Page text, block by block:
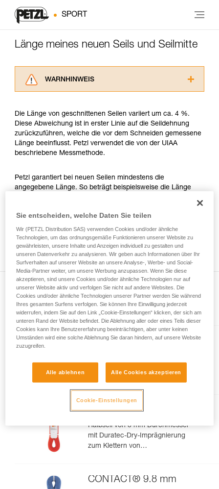
SPORT
Länge meines neuen Seils und Seilmitte
WARNHINWEIS
aufmerksam durch, bevor Sie diesen zu Rate
ziehen. Um diese Zusatzinformationen
verstehen zu können, müssen Sie zuerst die in
der Gebrauchsanweisung enthaltenen
Informationen richtig verstanden haben.
entsprechende Ausbildung und ein spezielles
Training voraus. Prüfen Sie zusammen mit
Sie ihn eigenständig durchführen.
verbundenen Techniken. Möglicherweise gibt es
noch andere Techniken, die hier nicht
beschrieben werden.
Die Länge von geschnittenen Seilen variiert um ca. 4 %.
Diese Abweichung ist in erster Linie auf die Seildehnung
zurückzuführen, welche die vor dem Schneiden gemessene
Länge beeinflusst. Petzl verwendet die von der UIAA
beschriebene Messmethode.
Petzl garantiert bei neuen Seilen mindestens die
angegebene Länge. So beträgt beispielsweise die Länge
höchstens 52 Meter. Ein anderes Beispiel, ein neues Petzl-
Seil von 70 Meter Länge ist mindestens 70 Meter und
höchstens 73 Meter lang. Desgleichen können Sie bei der
Seilmittenmarkierung eine Abweichung von 1,2 m zwischen
den beiden Enden Ihres Seils feststellen.
Im Artikel erklärt
VOLTA® GUIDE 9 mm
Seil von 9 mm Durchmesser mit
Guide-UIAA-Dry-Imprägnierung
für ultimative Performance beim
Klettern oder Bergsteigen
RUMBA® 8 mm
Halbseil von 8 mm Durchmesser
mit Duratec-Dry-Imprägnierung
zum Klettern von
CONTACT® 9.8 mm
Sie entscheiden, welche Daten Sie teilen
Wir (PETZL Distribution SAS) verwenden Cookies und/oder ähnliche
Technologien, um das ordnungsgemäße Funktionieren unserer Website zu
gewährleisten, unsere Inhalte und Anzeigen individuell zu gestalten und
unseren Datenverkehr zu analysieren. Wir geben auch Informationen über Ihr
Surfverhalten auf unserer Website an unsere Analyse-, Werbe- und Social-
Media-Partner weiter, um unsere Werbung anzupassen. Wenn Sie diese
akzeptieren, sind unsere Cookies und/oder ähnliche Technologien nur auf
unserer Website aktiv und verfolgen Sie nicht auf andere Websites. Die
Cookies und/oder ähnliche Technologien unserer Partner werden Sie während
Ihres gesamten Surfens verfolgen. Sie können Ihre Einwilligung jederzeit
widerrufen, indem Sie auf den Link „Cookie-Einstellungen“ klicken, der sich am
unteren Rand der Website befindet. Die Ablehnung aller oder eines Teils dieser
Cookies kann Ihre Benutzererfahrung beeinträchtigen, aber unter keinen
Umständen wird eine solche Ablehnung Sie daran hindern, auf unsere Website
zuzugreifen.
Alle ablehnen Alle Cookies akzeptieren
Cookie-Einstellungen